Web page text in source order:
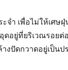
ะจำ เพื่อไม่ให้เศษ
อุดอยู่ที่ยริเวณรอย
งปัดกวาดอยู่เป็นป